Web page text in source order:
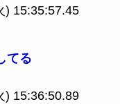
) 15:35:57.45
てる
) 15:36:50.89